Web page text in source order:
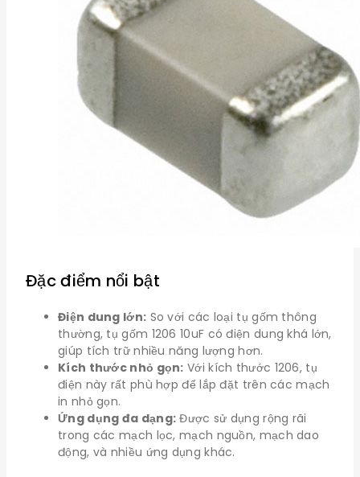
Đặc điểm nổi bật
Điện dung lớn: So với các loại tụ gốm thông
thường, tụ gốm 1206 10uF có điện dung khá lớn,
giúp tích trữ nhiều năng lượng hơn.
Kích thước nhỏ gọn: Với kích thước 1206, tụ
điện này rất phù hợp để lắp đặt trên các mạch
in nhỏ gọn.
Ứng dụng đa dạng: Được sử dụng rộng rãi
trong các mạch lọc, mạch nguồn, mạch dao
động, và nhiều ứng dụng khác.